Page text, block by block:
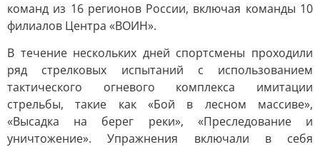
команд из 16 регионов России, включая команды 10
филиалов Центра «ВОИН».
В течение нескольких дней спортсмены проходили
ряд стрелковых испытаний с использованием
тактического огневого комплекса имитации
стрельбы, такие как «Бой в лесном массиве»,
«Высадка на берег реки», «Преследование и
уничтожение». Упражнения включали в себя